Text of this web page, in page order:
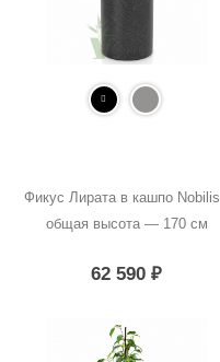
Фикус Лирата в кашпо Nobilis,
общая высота — 170 см
62 590₽